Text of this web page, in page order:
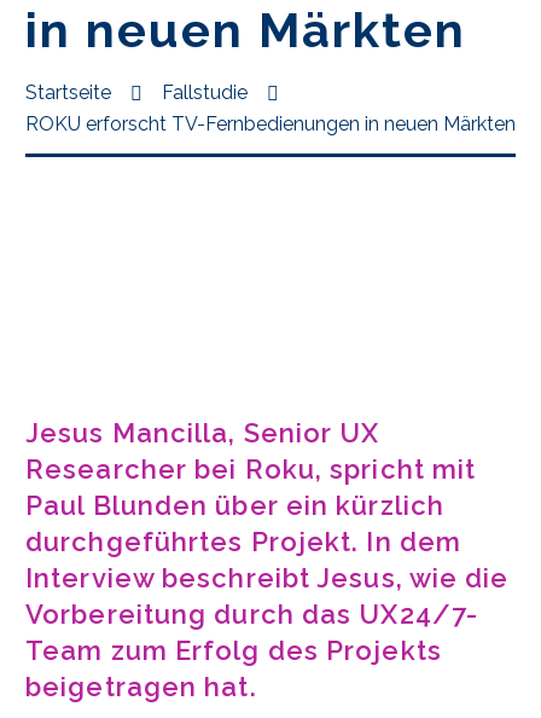
in neuen Märkten
Startseite
Fallstudie
ROKU erforscht TV-Fernbedienungen in neuen Märkten
Jesus Mancilla, Senior UX
Researcher bei Roku, spricht mit
Paul Blunden über ein kürzlich
durchgeführtes Projekt. In dem
Interview beschreibt Jesus, wie die
Vorbereitung durch das UX24/7-
Team zum Erfolg des Projekts
beigetragen hat.